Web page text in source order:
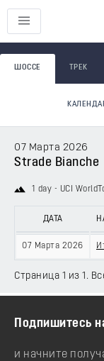
ШОССЕ ТРЕК
07 Марта 2026
Strade Bianche
1 day - UCI
ДАТА
07 Марта 2026
Страница 1 из 1.
Подпишитесь
и начните